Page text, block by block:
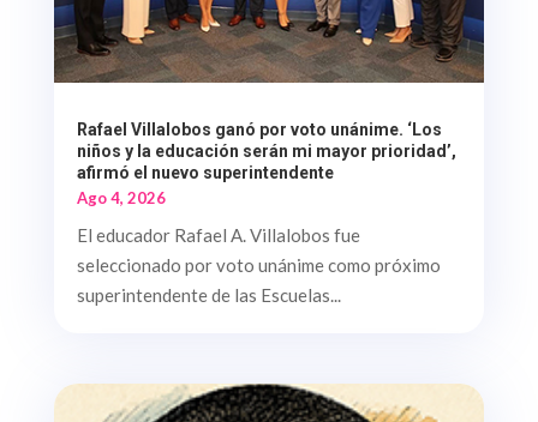
Rafael Villalobos ganó por voto unánime. ‘Los
niños y la educación serán mi mayor prioridad’,
afirmó el nuevo superintendente
Ago 4, 2026
El educador Rafael A. Villalobos fue
seleccionado por voto unánime como próximo
superintendente de las Escuelas...